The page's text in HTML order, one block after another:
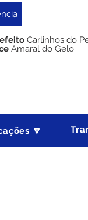
Carlinhos do
Amaral do Gelo
🔽